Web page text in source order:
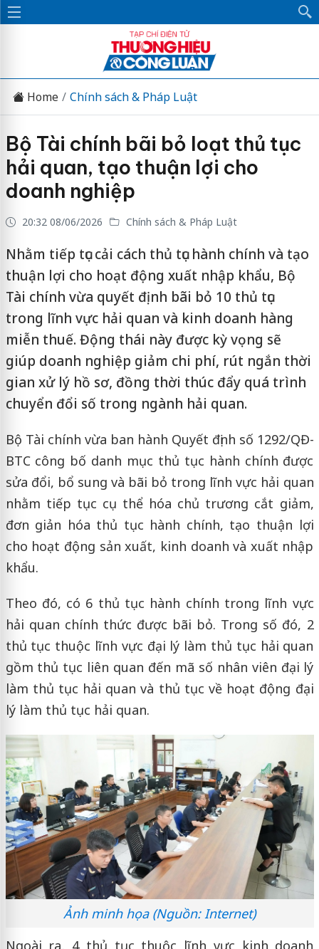
Home Chính sách & Pháp Luật
Bộ Tài chính bãi bỏ loạt thủ tục
hải quan, tạo thuận lợi cho
doanh nghiệp
20:32 08/06/2026 Chính sách & Pháp Luật
Nhằm tiếp tục cải cách thủ tục hành chính và tạo
thuận lợi cho hoạt động xuất nhập khẩu, Bộ
Tài chính vừa quyết định bãi bỏ 10 thủ tục
trong lĩnh vực hải quan và kinh doanh hàng
miễn thuế. Động thái này được kỳ vọng sẽ
giúp doanh nghiệp giảm chi phí, rút ngắn thời
gian xử lý hồ sơ, đồng thời thúc đẩy quá trình
chuyển đổi số trong ngành hải quan.
Bộ Tài chính vừa ban hành Quyết định số 1292/QĐ-
BTC công bố danh mục thủ tục hành chính được
sửa đổi, bổ sung và bãi bỏ trong lĩnh vực hải quan
nhằm tiếp tục cụ thể hóa chủ trương cắt giảm,
đơn giản hóa thủ tục hành chính, tạo thuận lợi
cho hoạt động sản xuất, kinh doanh và xuất nhập
khẩu.
Theo đó, có 6 thủ tục hành chính trong lĩnh vực
hải quan chính thức được bãi bỏ. Trong số đó, 2
thủ tục thuộc lĩnh vực đại lý làm thủ tục hải quan
gồm thủ tục liên quan đến mã số nhân viên đại lý
làm thủ tục hải quan và thủ tục về hoạt động đại
lý làm thủ tục hải quan.
Ảnh minh họa (Nguồn: Internet)